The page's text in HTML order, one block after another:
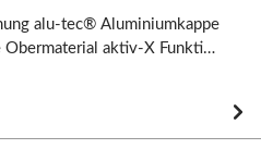
alu-tec® Aluminiumkappe
Obermaterial aktiv-X Funkti…